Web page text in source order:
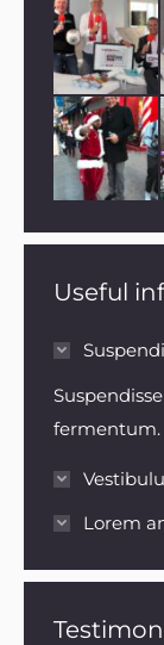
Useful
fermentum.
Lorem